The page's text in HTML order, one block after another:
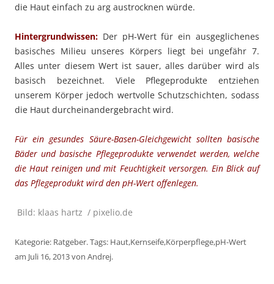
die Haut einfach zu arg austrocknen würde.
Hintergrundwissen: Der pH-Wert für ein ausgeglichenes
basisches Milieu unseres Körpers liegt bei ungefähr 7.
Alles unter diesem Wert ist sauer, alles darüber wird als
basisch bezeichnet. Viele Pflegeprodukte entziehen
unserem Körper jedoch wertvolle Schutzschichten, sodass
die Haut durcheinandergebracht wird.
Für ein gesundes Säure-Basen-Gleichgewicht sollten basische
Bäder und basische Pflegeprodukte verwendet werden, welche
die Haut reinigen und mit Feuchtigkeit versorgen. Ein Blick auf
das Pflegeprodukt wird den pH-Wert offenlegen.
Bild: klaas hartz / pixelio.de
Kategorie: Ratgeber. Tags: Haut,Kernseife,Körperpflege,pH-Wert
am Juli 16, 2013von Andrej.